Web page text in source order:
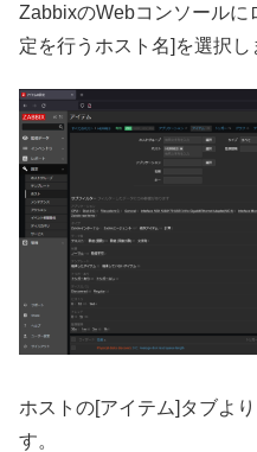
ZabbixのWebコンソールに
定を行うホスト名]を選択し
ホストの[アイテム]タブよ
す。